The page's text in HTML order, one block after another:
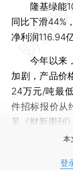
隆基绿能10
同比下滑44%
净利润116.94
今年以来，
加剧，产品价
24万元/吨最
件招标报价从
见《财新周刊
本
登